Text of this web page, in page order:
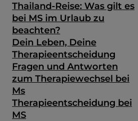
Thailand-Reise: Was gilt es
bei MS im Urlaub zu
beachten?
Dein Leben, Deine
Therapieentscheidung
Fragen und Antworten
zum Therapiewechsel bei
Ms
Therapieentscheidung bei
MS